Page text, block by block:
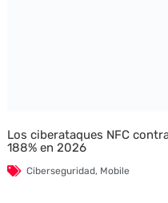
Los ciberataques NFC
188% en 2026
Ciberseguridad, Mobile